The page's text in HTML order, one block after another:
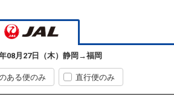
08月27日（木） 静岡 →福岡
ある便のみ 直行便のみ